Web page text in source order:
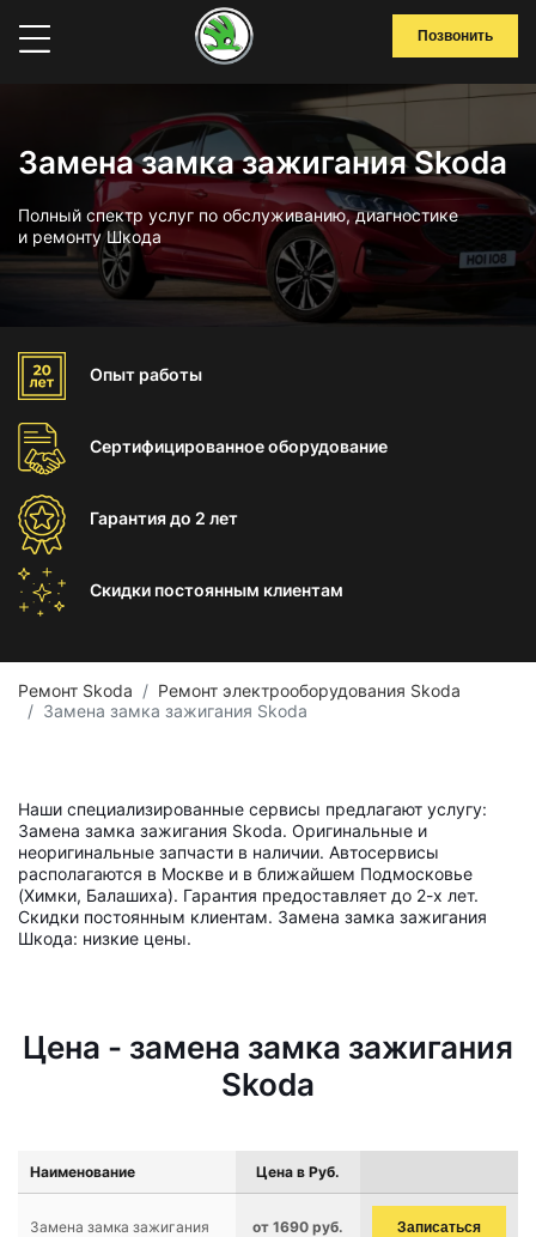
Позвонить
Замена замка зажигания Skoda
Полный спектр услуг по обслуживанию, диагностике
и ремонту Шкода
Опыт работы
Сертифицированноеоборудование
Гарантиядо 2 лет
Скидки постоянным клиентам
Ремонт Skoda
Ремонт электрооборудования Skoda
Замена замка зажигания Skoda
Наши специализированные сервисы предлагают услугу:
Замена замка зажигания Skoda. Оригинальные и
неоригинальные запчасти в наличии. Автосервисы
располагаются в Москве и в ближайшем Подмосковье
(Химки, Балашиха). Гарантия предоставляет до 2-х лет.
Скидки постоянным клиентам. Замена замка зажигания
Шкода: низкие цены.
Цена - замена замка зажигания
Skoda
Наименование Цена в Руб.
Замена замка зажигания от 1690 руб. Записаться